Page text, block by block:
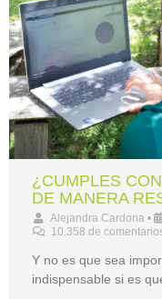
¿CUMPLES
DE MANERA
Alejandra Cardona •
10.358 de
Y no es que sea
indispensable si es